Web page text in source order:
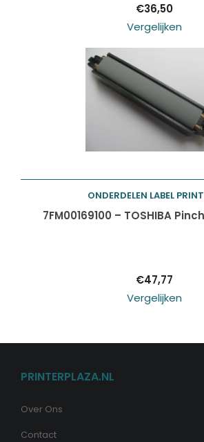
€36,50
Vergelijken
Toevoegen aan
ONDERDELEN LABEL
7FM00169100 – TOSHIBA
€47,77
Vergelijken
PRINTERPLAZA.NL
Over Ons
Contact